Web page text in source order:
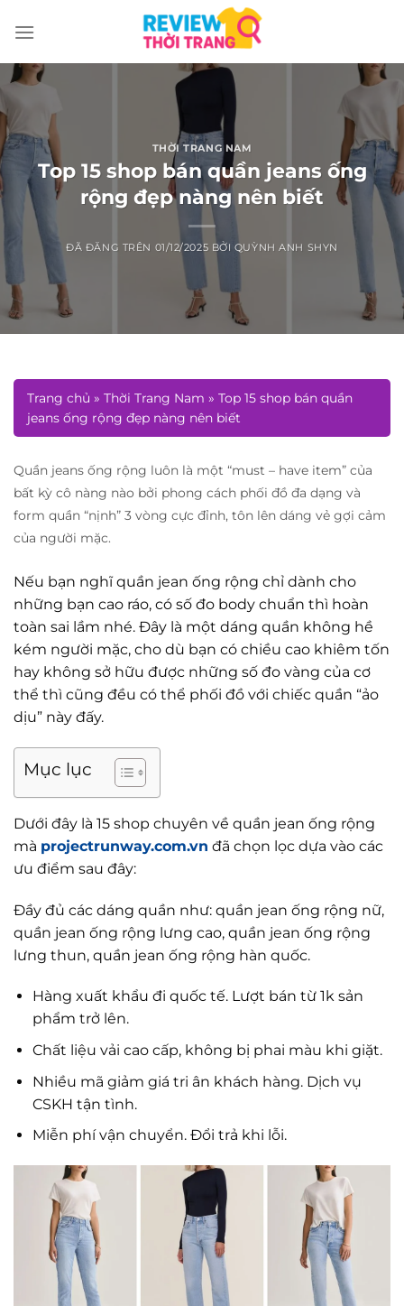
đến
dung
THỜI TRANG NAM
Top 15 shop bán quần jeans ống
rộng đẹp nàng nên biết
ĐÃ ĐĂNG TRÊN 01/12/2025 BỞI QUỲNH ANH SHYN
Trang chủ » Thời Trang Nam » Top 15 shop bán quần
jeans ống rộng đẹp nàng nên biết
Quần jeans ống rộng luôn là một “must – have item” của
bất kỳ cô nàng nào bởi phong cách phối đồ đa dạng và
form quần “nịnh” 3 vòng cực đỉnh, tôn lên dáng vẻ gợi cảm
của người mặc.
Nếu bạn nghĩ quần jean ống rộng chỉ dành cho
những bạn cao ráo, có số đo body chuẩn thì hoàn
toàn sai lầm nhé. Đây là một dáng quần không hề
kém người mặc, cho dù bạn có chiều cao khiêm tốn
hay không sở hữu được những số đo vàng của cơ
thể thì cũng đều có thể phối đồ với chiếc quần “ảo
dịu” này đấy.
Mục lục
Dưới đây là 15 shop chuyên về quần jean ống rộng
mà projectrunway.com.vn đã chọn lọc dựa vào các
ưu điểm sau đây:
Đầy đủ các dáng quần như: quần jean ống rộng nữ,
quần jean ống rộng lưng cao, quần jean ống rộng
lưng thun, quần jean ống rộng hàn quốc.
Hàng xuất khẩu đi quốc tế. Lượt bán từ 1k sản
phẩm trở lên.
Chất liệu vải cao cấp, không bị phai màu khi giặt.
Nhiều mã giảm giá tri ân khách hàng. Dịch vụ
CSKH tận tình.
Miễn phí vận chuyển. Đổi trả khi lỗi.